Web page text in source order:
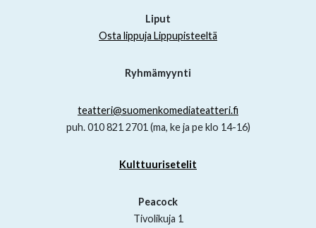
Liput
Osta lippuja Lippupisteeltä
Ryhmämyynti
teatteri@suomenkomediateatteri.fi
puh. 010 821 2701 (ma, ke ja pe klo 14-16)
Kulttuurisetelit
Peacock
Tivolikuja 1